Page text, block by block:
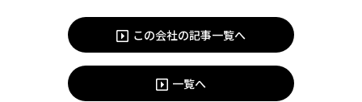
この会社の記事一覧へ
一覧へ